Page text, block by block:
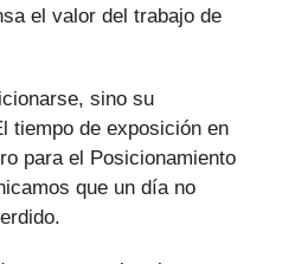
el valor del trabajo de
sino su
tiempo de exposición en
para el Posicionamiento
que un día no